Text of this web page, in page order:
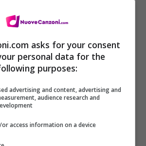
asks for your consent
personal data for the
purposes:
advertising and content, advertising and
audience research and
access information on a device